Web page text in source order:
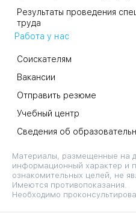
Результаты проведения
труда
Работа у нас
Соискателям
Вакансии
Отправить резюме
Учебный центр
Сведения об
Материалы, размещенные на
информационный характер и
ознакомительных целей, не
Имеются противопоказания.
Необходимо